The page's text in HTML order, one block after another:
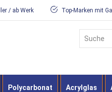
/ ab Werk Top-Marken mit
Suche
Polycarbonat Acrylglas